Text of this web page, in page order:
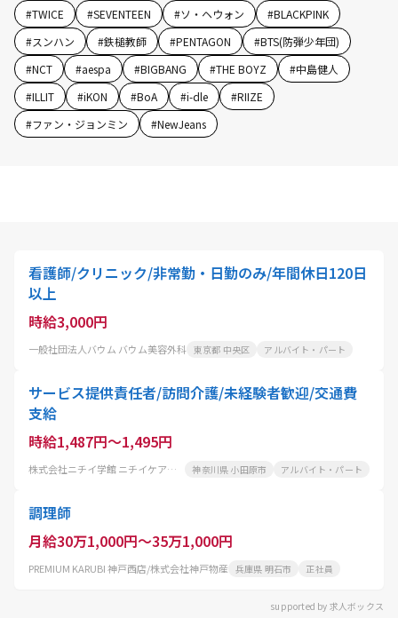
#TWICE #SEVENTEEN #ソ・ヘウォン #BLACKPINK
#スンハン #鉄槌教師 #PENTAGON #BTS(防弾少年団)
#NCT #aespa #BIGBANG #THE BOYZ #中島健人
#ILLIT #iKON #BoA #i-dle #RIIZE
#ファン・ジョンミン #NewJeans
看護師/クリニック/非常勤・日勤のみ/年間休日120日
以上
時給3,000円
一般社団法人バウム バウム美容外科 東京都 中央区 アルバイト・パート
サービス提供責任者/訪問介護/未経験者歓迎/交通費
支給
時給1,487円～1,495円
株式会社ニチイ学館 ニチイケアセンター西湘 神奈川県 小田原市 アルバイト・パート
調理師
月給30万1,000円～35万1,000円
PREMIUM KARUBI 神戸西店/株式会社神戸物産 兵庫県 明石市 正社員
supported by 求人ボックス